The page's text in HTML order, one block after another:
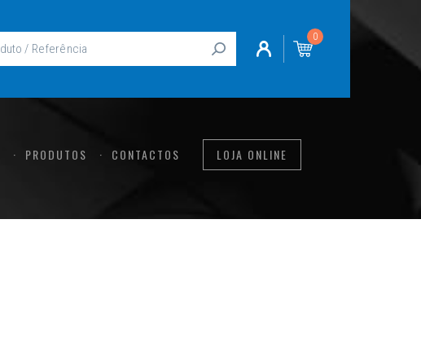
0
PRODUTOS CONTACTOS LOJA ONLINE